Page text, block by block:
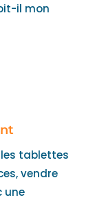
il mon
tablettes
vendre
une